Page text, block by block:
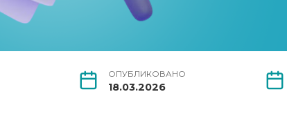
ОПУБЛИКОВАНО
18.03.2026